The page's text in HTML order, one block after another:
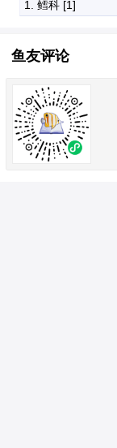
1. 鳕科 [1]
鱼友评论